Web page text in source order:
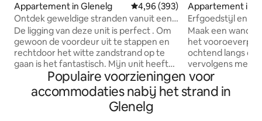
Appartement in Glenelg Gemiddelde beoordeling van
4,96 (393)
Ontdek geweldige stranden vanuit een
fantastisch Glenelg-appartement
De ligging van deze unit is perfect . Om
gewoon de voordeur uit te stappen en
rechtdoor het witte zandstrand op te
gaan is het fantastisch. Mijn unit heeft
alle moderne apparatuur die nodig is
voor een aangenaam en comfortabel
verblijf. Ik ben 24/7 bereikbaar voor
eventuele vragen of problemen .
Appartement in
uth
Erfgoedstijl en
gezellig
Maak een
het
ochtend langs de
vervolgens met
terras met
vloerplanken en
de dingen
Populaire voorzieningen voor
accommodaties nabij het strand in
Glenelg